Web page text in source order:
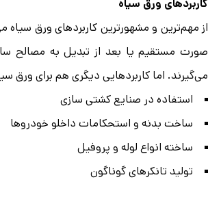
کاربردهای ورق سیاه
از مهم‌ترین و مشهورترین کاربردهای ورق
صورت مستقیم یا بعد از تبدیل به مصالح
می‌گیرند. اما کاربردهایی دیگری هم برای ورق
استفاده در صنایع کشتی سازی
ساخت بدنه و استحکامات داخلو خودروها
ساخته انواع لوله و پروفیل
تولید تانکرهای گوناگون